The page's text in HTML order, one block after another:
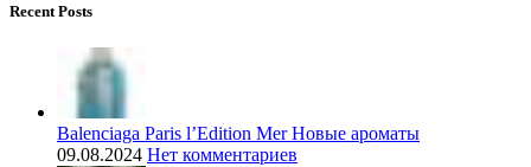
Recent Posts
Balenciaga Paris l’Edition Mer Новые ароматы
09.08.2024 Нет комментариев